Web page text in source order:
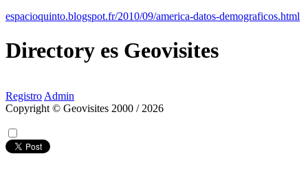
espacioquinto.blogspot.fr/2010/09/america-datos-demograficos.html
Directory es Geovisites
Registro Admin
Copyright © Geovisites 2000 / 2026